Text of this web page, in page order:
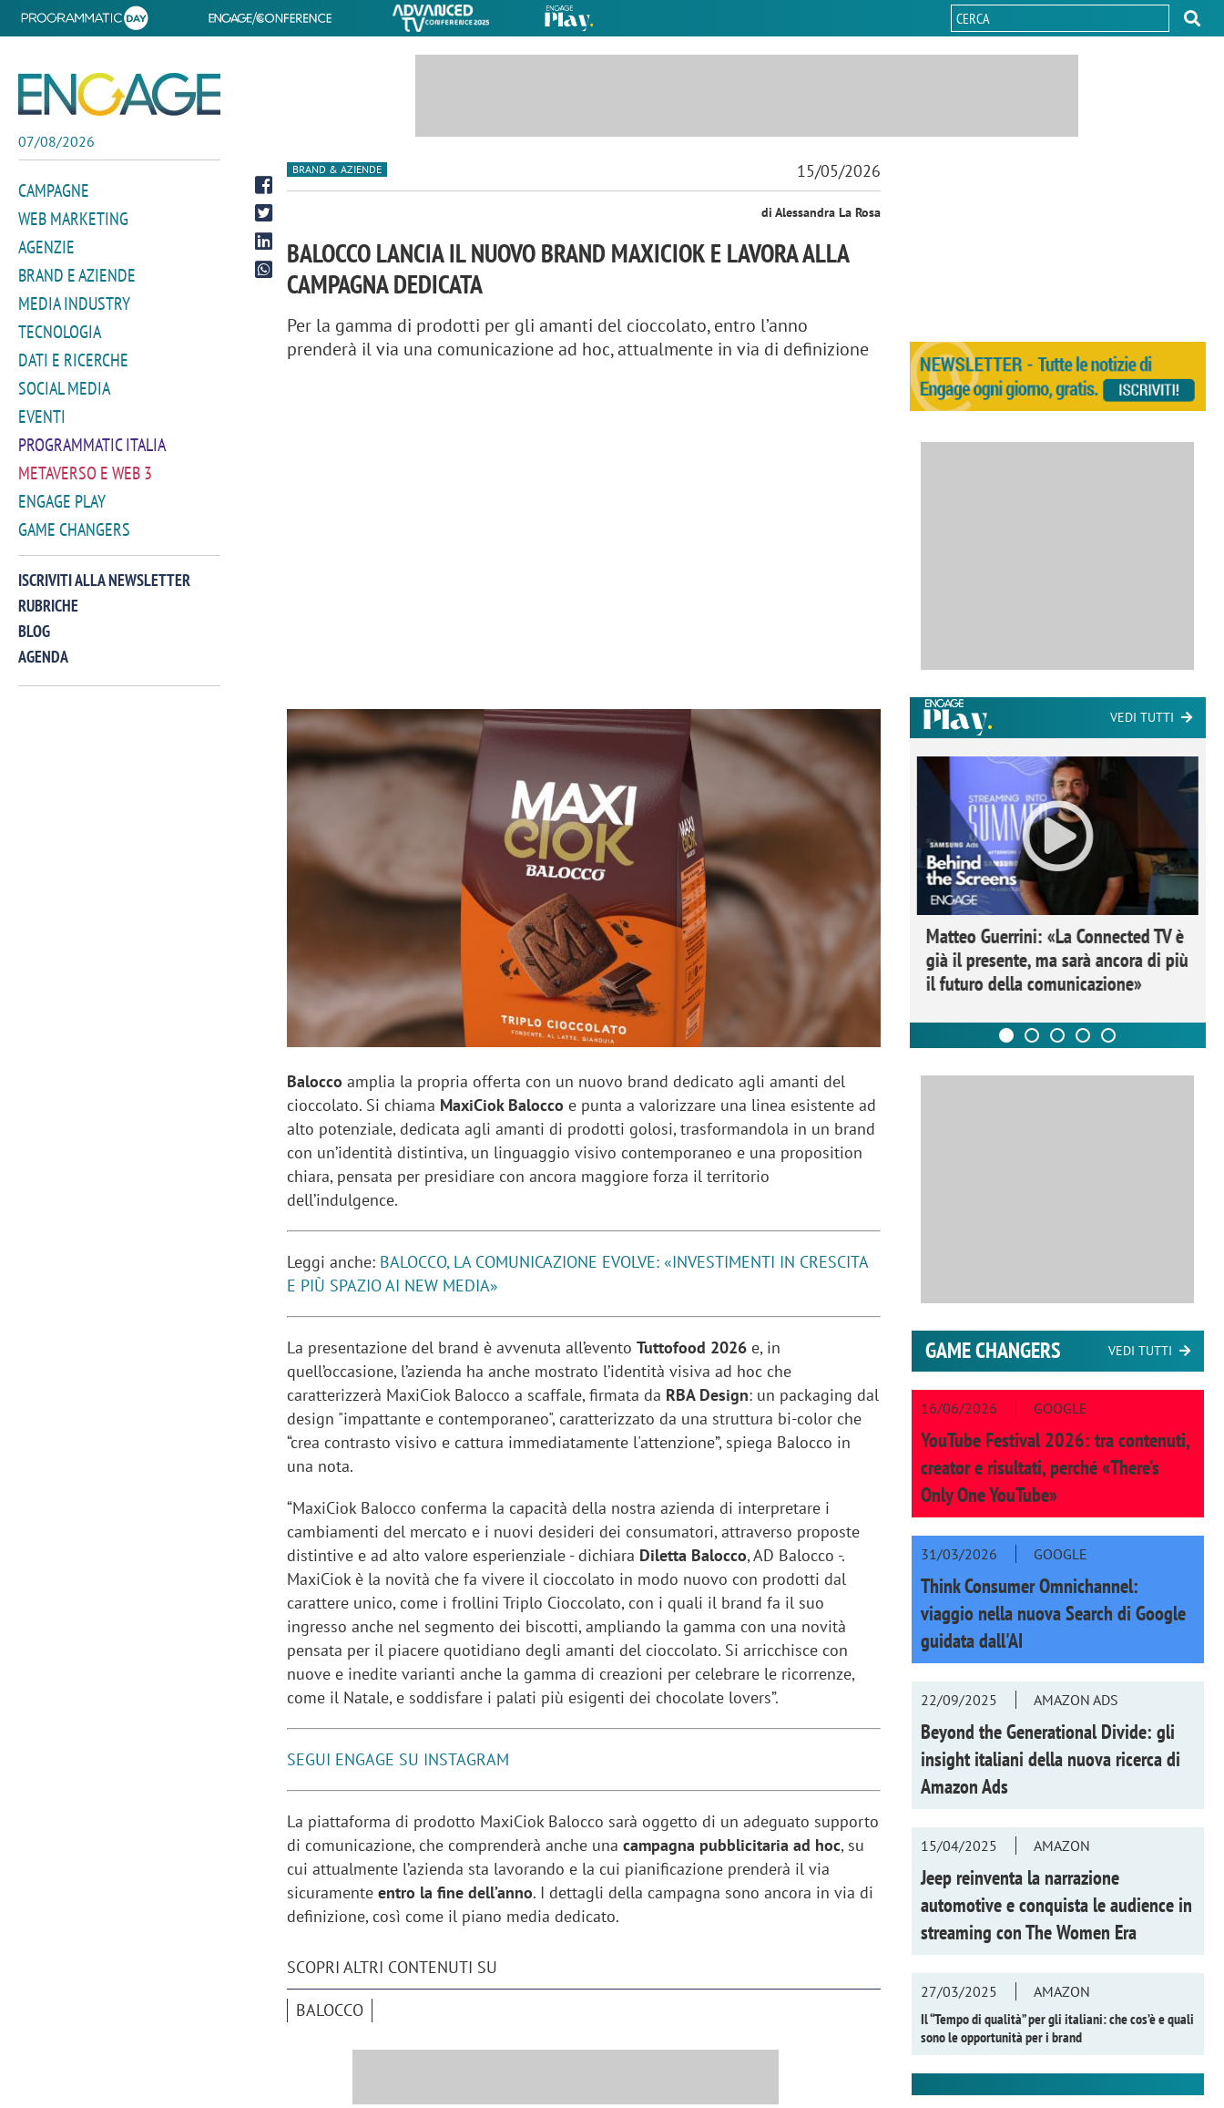
07/08/2026
CAMPAGNE
WEB MARKETING
AGENZIE
BRAND E AZIENDE
MEDIA INDUSTRY
TECNOLOGIA
DATI E RICERCHE
SOCIAL MEDIA
EVENTI
PROGRAMMATIC ITALIA
METAVERSO E WEB 3
ENGAGE PLAY
GAME CHANGERS
ISCRIVITI ALLA NEWSLETTER
RUBRICHE
BLOG
AGENDA
BRAND & AZIENDE 15/05/2026
di Alessandra La Rosa
BALOCCO LANCIA IL NUOVO BRAND MAXICIOK E LAVORA ALLA
CAMPAGNA DEDICATA
Per la gamma di prodotti per gli amanti del cioccolato, entro l’anno
prenderà il via una comunicazione ad hoc, attualmente in via di definizione
Balocco amplia la propria offerta con un nuovo brand dedicato agli amanti del
cioccolato. Si chiama MaxiCiok Balocco e punta a valorizzare una linea esistente ad
alto potenziale, dedicata agli amanti di prodotti golosi, trasformandola in un brand
con un’identità distintiva, un linguaggio visivo contemporaneo e una proposition
chiara, pensata per presidiare con ancora maggiore forza il territorio
dell’indulgence.
Leggi anche: BALOCCO, LA COMUNICAZIONE EVOLVE: «INVESTIMENTI IN CRESCITA
E PIÙ SPAZIO AI NEW MEDIA»
La presentazione del brand è avvenuta all’eventoTuttofood 2026 e, in
quell’occasione, l’azienda ha anche mostrato l’identità visiva ad hoc che
caratterizzerà MaxiCiok Balocco a scaffale, firmata da RBA Design: un packaging dal
design "impattante e contemporaneo", caratterizzato da una struttura bi-color che
“crea contrasto visivo e cattura immediatamente l'attenzione”, spiega Balocco in
una nota.
“MaxiCiok Balocco conferma la capacità della nostra azienda di interpretare i
cambiamenti del mercato e i nuovi desideri dei consumatori, attraverso proposte
distintive e ad alto valore esperienziale - dichiara Diletta Balocco, AD Balocco -.
MaxiCiok è la novità che fa vivere il cioccolato in modo nuovo con prodotti dal
carattere unico, come i frollini Triplo Cioccolato, con i quali il brand fa il suo
ingresso anche nel segmento dei biscotti, ampliando la gamma con una novità
pensata per il piacere quotidiano degli amanti del cioccolato. Si arricchisce con
nuove e inedite varianti anche la gamma di creazioni per celebrare le ricorrenze,
come il Natale, e soddisfare i palati più esigenti dei chocolate lovers”.
SEGUI ENGAGE SU INSTAGRAM
La piattaforma di prodotto MaxiCiok Balocco sarà oggetto di un adeguato supporto
di comunicazione, che comprenderà anche unacampagna pubblicitaria ad hoc, su
cui attualmente l’azienda sta lavorando e la cui pianificazione prenderà il via
sicuramenteentro la fine dell’anno. I dettagli della campagna sono ancora in via di
definizione, così come il piano media dedicato.
SCOPRI ALTRI CONTENUTI SU
BALOCCO
VEDI TUTTI
Perez, Samsung Ads: «L'Italia è un
mercato strategico e continuerà a
crescere»
Networking agli eventi: come la
startup Kicè punta a eliminare lo
"spreco di relazioni"
Matteo Guerrini: «La Connected TV è
già il presente, ma sarà ancora di più
il futuro della comunicazione»
GAME CHANGERS VEDI TUTTI
16/06/2026 GOOGLE
YouTube Festival 2026: tra contenuti,
creator e risultati, perché «There’s
Only One YouTube»
31/03/2026 GOOGLE
Think Consumer Omnichannel:
viaggio nella nuova Search di Google
guidata dall'AI
22/09/2025 AMAZON ADS
Beyond the Generational Divide: gli
insight italiani della nuova ricerca di
Amazon Ads
15/04/2025 AMAZON
Jeep reinventa la narrazione
automotive e conquista le audience in
streaming conThe Women Era
27/03/2025
AMAZON
Il “Tempo di qualità” per gli italiani: che cos’è e quali
sono le opportunità per i brand